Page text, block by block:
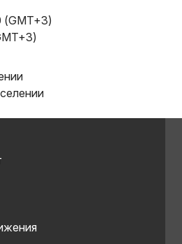
(GMT+3)